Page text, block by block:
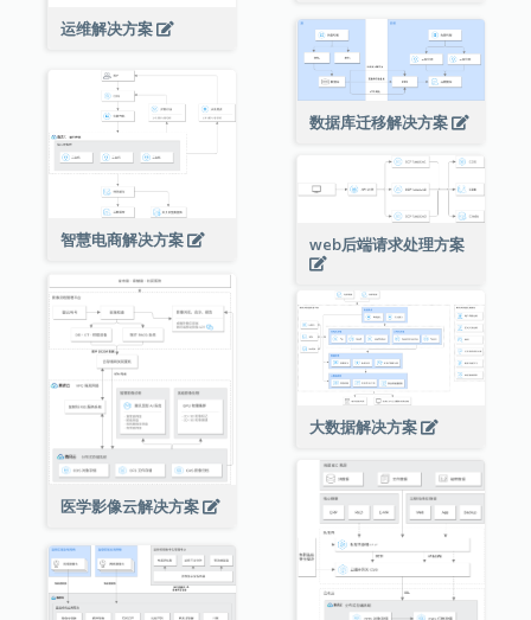
运维解决方案
数据库迁移解决方案
智慧电商解决方案 web后端请求处理方案
医学影像云解决方案
大数据解决方案